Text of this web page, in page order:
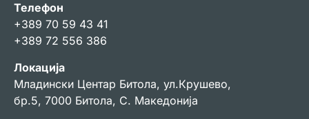
Телефон
+389 70 59 43 41
+389 72 556 386
Локација
Младински Центар Битола, ул.Крушево,
бр.5, 7000 Битола, С. Македонија